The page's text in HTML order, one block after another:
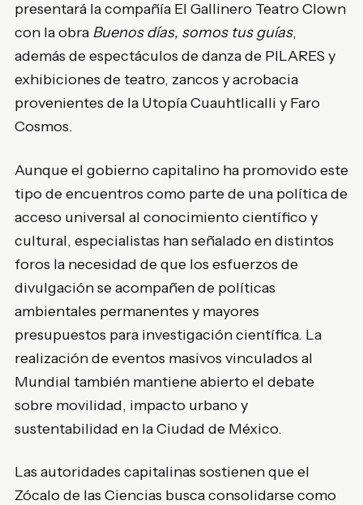
presentará la compañía El Gallinero Teatro Clown
con la obra Buenos días, somos tus guías,
además de espectáculos de danza de PILARES y
exhibiciones de teatro, zancos y acrobacia
provenientes de la Utopía Cuauhtlicalli y Faro
Cosmos.
Aunque el gobierno capitalino ha promovido este
tipo de encuentros como parte de una política de
acceso universal al conocimiento científico y
cultural, especialistas han señalado en distintos
foros la necesidad de que los esfuerzos de
divulgación se acompañen de políticas
ambientales permanentes y mayores
presupuestos para investigación científica. La
realización de eventos masivos vinculados al
Mundial también mantiene abierto el debate
sobre movilidad, impacto urbano y
sustentabilidad en la Ciudad de México.
Las autoridades capitalinas sostienen que el
Zócalo de las Ciencias busca consolidarse como